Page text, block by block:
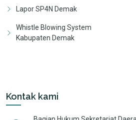
Lapor SP4N Demak
Whistle Blowing System
Kabupaten Demak
Kontak kami